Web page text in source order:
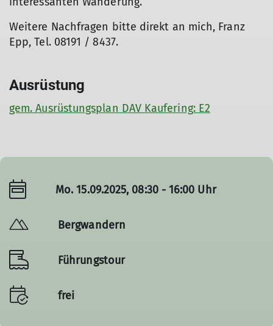
Weitere Nachfragen bitte direkt an mich, Franz
Epp, Tel. 08191 / 8437.
Ausrüstung
gem. Ausrüstungsplan DAV Kaufering: E2
Mo. 15.09.2025, 08:30 - 16:00 Uhr
Bergwandern
Führungstour
frei